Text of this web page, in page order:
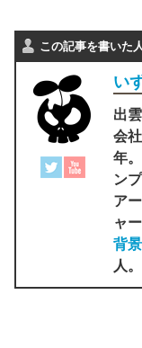
この記事を書いた
い
出
会
年
ン
ア
ャ
背
人